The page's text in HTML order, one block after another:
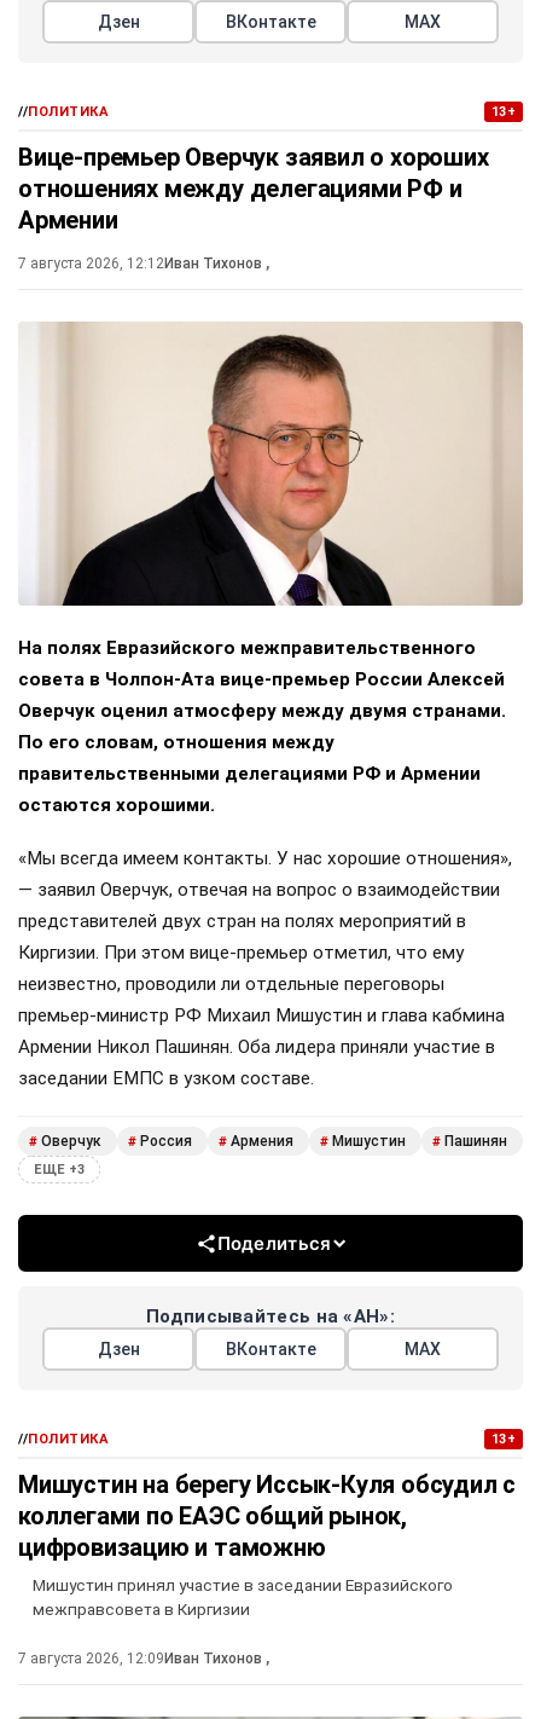
Дзен ВКонтакте МАХ
//ПОЛИТИКА 13+
Вице-премьер Оверчук заявил о хороших
отношениях между делегациями РФ и
Армении
7 августа 2026, 12:12Иван Тихонов ,
На полях Евразийского межправительственного
совета в Чолпон-Ата вице-премьер России Алексей
Оверчук оценил атмосферу между двумя странами.
По его словам, отношения между
правительственными делегациями РФ и Армении
остаются хорошими.
«Мы всегда имеем контакты. У нас хорошие отношения»,
— заявил Оверчук, отвечая на вопрос о взаимодействии
представителей двух стран на полях мероприятий в
Киргизии. При этом вице-премьер отметил, что ему
неизвестно, проводили ли отдельные переговоры
премьер-министр РФ Михаил Мишустин и глава кабмина
Армении Никол Пашинян. Оба лидера приняли участие в
заседании ЕМПС в узком составе.
# Оверчук # Россия # Армения # Мишустин # Пашинян
ЕЩЕ +3
Поделиться
Подписывайтесь на «АН»:
Дзен ВКонтакте МАХ
//ПОЛИТИКА 13+
Мишустин на берегу Иссык-Куля обсудил с
коллегами по ЕАЭС общий рынок,
цифровизацию и таможню
Мишустин принял участие в заседании Евразийского
межправсовета в Киргизии
7 августа 2026, 12:09 Иван Тихонов ,